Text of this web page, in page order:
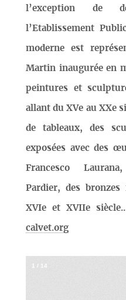
l’exception de
l’Etablissement
moderne est
Martin inaugurée en
peintures et
allant du XVe au XXe
de tableaux, des
exposées avec des
Francesco
Pardier, des
XVIe et XVIIe
calvet.org
1 / 14